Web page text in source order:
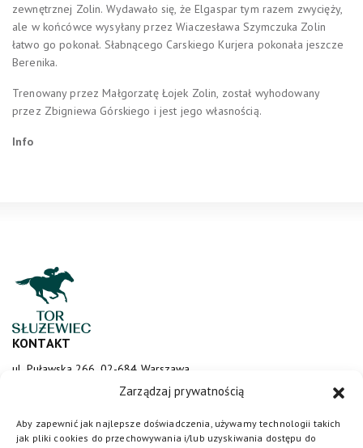
Zarządzaj prywatnością
Aby zapewnić jak najlepsze doświadczenia, używamy technologii takich
jak pliki cookies do przechowywania i/lub uzyskiwania dostępu do
zewnętrznej Zolin. Wydawało się, że Elgaspar tym razem zwycięży,
ale w końcówce wysyłany przez Wiaczesława Szymczuka Zolin
łatwo go pokonał. Słabnącego Carskiego Kurjera pokonała jeszcze
Berenika.
Trenowany przez Małgorzatę Łojek Zolin, został wyhodowany
przez Zbigniewa Górskiego i jest jego własnością.
Info
KONTAKT
ul. Puławska 266, 02-684 Warszawa
sluzewiec@totalizator.pl
KONTAKT DLA MEDIÓW
media@torsluzewiec.pl